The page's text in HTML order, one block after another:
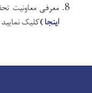
معرفی معاونیت
اینجا)کلیک نمایید